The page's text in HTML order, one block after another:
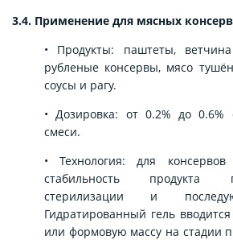
3.4. Применение для мясных
• Продукты: паштеты,
рубленые консервы, мясо
соусы и рагу.
• Дозировка: от 0.2% до 0.6%
смеси.
• Технология: для
стабильность продукта
стерилизации и
Гидратированный гель
или формовую массу на стадии